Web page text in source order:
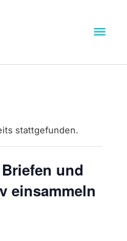
stattgefunden.
und
einsammeln